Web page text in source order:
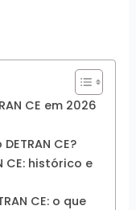
CE em 2026
CE?
CE: histórico e
CE: o que